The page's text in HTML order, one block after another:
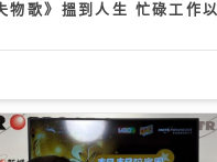
物歌》搵到人生 忙碌工作